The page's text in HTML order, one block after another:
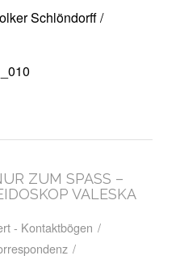
Schlöndorff /
ZUM SPASS –
VALESKA
- Kontaktbögen /
/